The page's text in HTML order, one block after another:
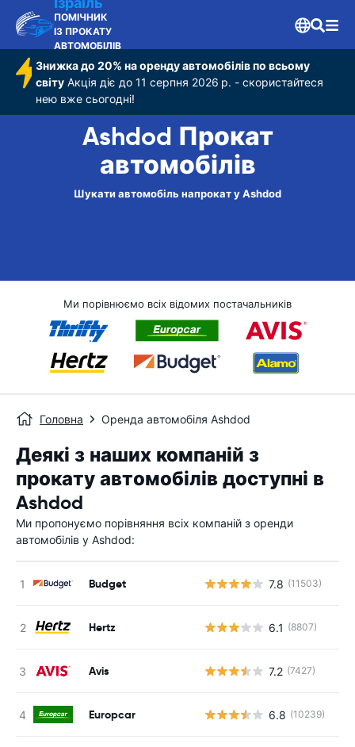
ПОМІЧНИК
ІЗ ПРОКАТУ
АВТОМОБІЛІВ
Знижка до 20% на оренду автомобілів по всьому
світу Акція діє до 11 серпня 2026 р. - скористайтеся
нею вже сьогодні!
Ashdod Прокат
автомобілів
Шукати автомобіль напрокат у Ashdod
Ми порівнюємо всіх відомих постачальників
Головна Оренда автомобіля Ashdod
Деякі з наших компаній з
прокату автомобілів доступні в
Ashdod
Ми пропонуємо порівняння всіх компаній з оренди
автомобілів у Ashdod:
Budget 7.8 (11503)
Hertz 6.1 (8807)
Avis 7.2 (7427)
Europcar 6.8 (10239)